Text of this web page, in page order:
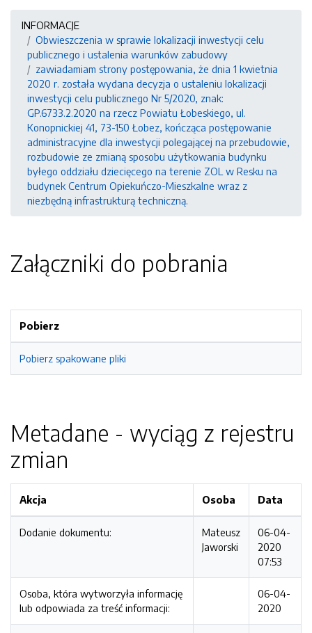
INFORMACJE
Obwieszczenia w sprawie lokalizacji inwestycji celu
publicznego i ustalenia warunków zabudowy
zawiadamiam strony postępowania, że dnia 1 kwietnia
2020 r. została wydana decyzja o ustaleniu lokalizacji
inwestycji celu publicznego Nr 5/2020, znak:
GP.6733.2.2020 na rzecz Powiatu Łobeskiego, ul.
Konopnickiej 41, 73-150 Łobez, kończąca postępowanie
administracyjne dla inwestycji polegającej na przebudowie,
rozbudowie ze zmianą sposobu użytkowania budynku
byłego oddziału dziecięcego na terenie ZOL w Resku na
budynek Centrum Opiekuńczo-Mieszkalne wraz z
niezbędną infrastrukturą techniczną.
Załączniki do pobrania
Pobierz
Pobierz spakowane pliki
Metadane - wyciąg z rejestru
zmian
Akcja Osoba Data
Dodanie dokumentu:
Mateusz
Jaworski
06-04-
2020
07:53
Osoba, która wytworzyła informację
lub odpowiada za treść informacji:
06-04-
2020